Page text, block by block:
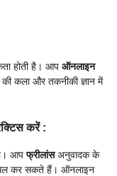
होती है। आप ऑनलाइन
कला और तकनीकी ज्ञान में
करें :
है। आपफ्रीलांसअनुवादक के
कर सकते हैं। ऑनलाइन